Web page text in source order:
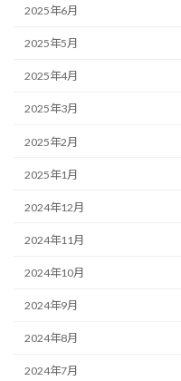
2025年6月
2025年5月
2025年4月
2025年3月
2025年2月
2025年1月
2024年12月
2024年11月
2024年10月
2024年9月
2024年8月
2024年7月